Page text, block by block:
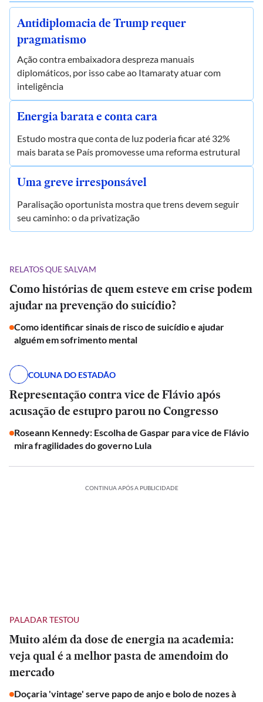
Antidiplomacia de Trump requer
pragmatismo
Ação contra embaixadora despreza manuais
diplomáticos, por isso cabe ao Itamaraty atuar com
inteligência
Energia barata e conta cara
Estudo mostra que conta de luz poderia ficar até 32%
mais barata se País promovesse uma reforma estrutural
Uma greve irresponsável
Paralisação oportunista mostra que trens devem seguir
seu caminho: o da privatização
RELATOS QUE SALVAM
Como histórias de quem esteve em crise podem
ajudar na prevenção do suicídio?
Como identificar sinais de risco de suicídio e ajudar
alguém em sofrimento mental
COLUNA DO ESTADÃO
Representação contra vice de Flávio após
acusação de estupro parou no Congresso
Roseann Kennedy: Escolha de Gaspar para vice de Flávio
mira fragilidades do governo Lula
CONTINUA APÓS A PUBLICIDADE
PALADAR TESTOU
Muito além da dose de energia na academia:
veja qual é a melhor pasta de amendoim do
mercado
Doçaria 'vintage' serve papo de anjo e bolo de nozes à